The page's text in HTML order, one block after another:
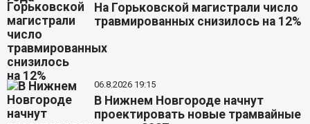
На Горьковской магистрали число
травмированных снизилось на 12%
06.8.2026 19:15
В Нижнем Новгороде начнут
проектировать новые трамвайные